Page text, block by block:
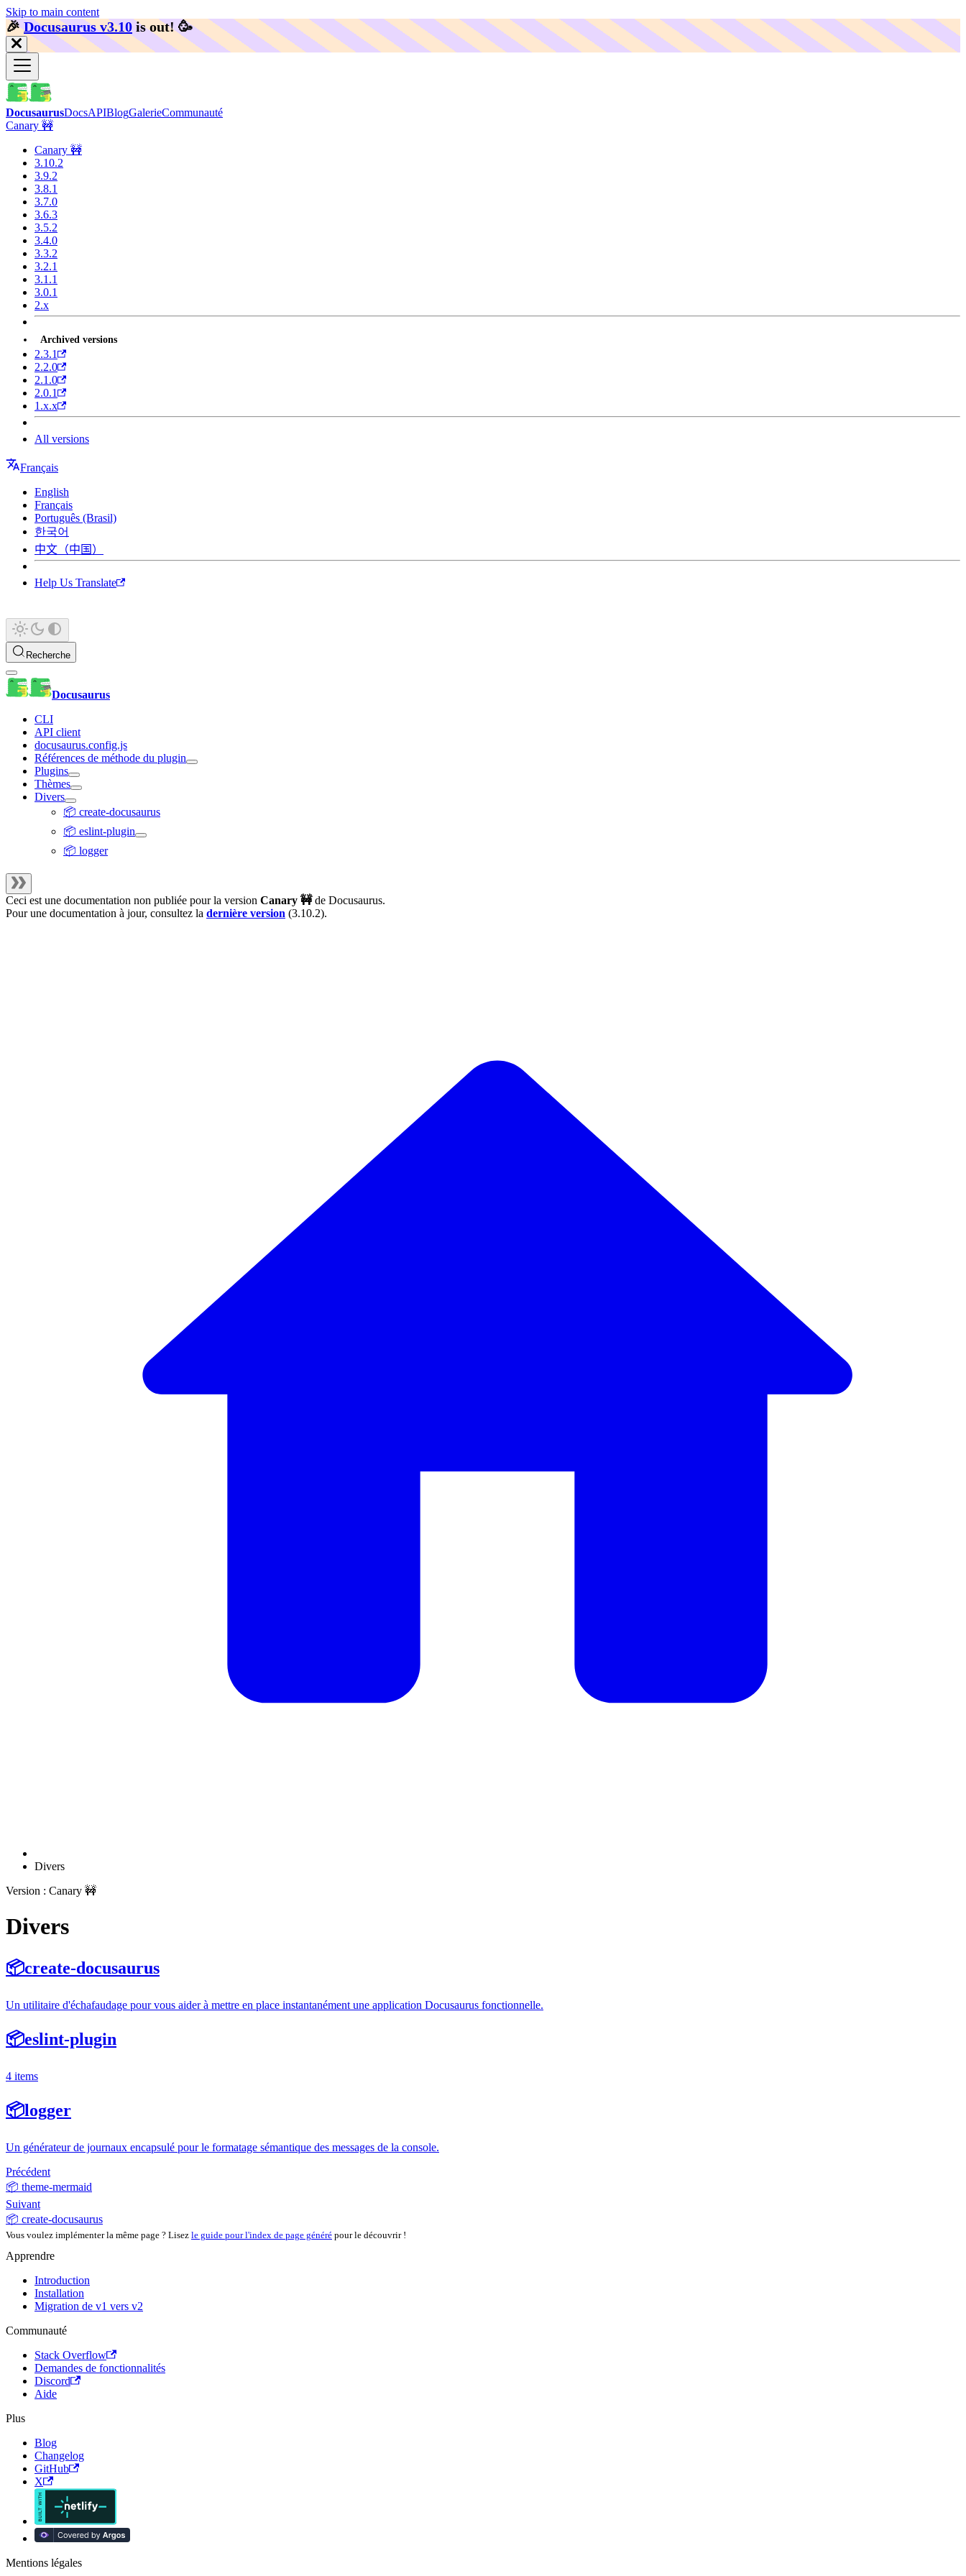
Skip to main content
🎉️Docusaurus v3.10 is out! 🥳️
DocusaurusDocsAPIBlogGalerieCommunauté
Canary 🚧
Canary 🚧
3.10.2
3.9.2
3.8.1
3.7.0
3.6.3
3.5.2
3.4.0
3.3.2
3.2.1
3.1.1
3.0.1
2.x
Archived versions
2.3.1
2.2.0
2.1.0
2.0.1
1.x.x
All versions
Français
English
Français
Português (Brasil)
한국어
中文（中国）
Help Us Translate
Recherche
Docusaurus
CLI
API client
docusaurus.config.js
Références de méthode du plugin
Plugins
Thèmes
Divers
📦 create-docusaurus
📦 eslint-plugin
📦 logger
Ceci est une documentation non publiée pour la version Canary 🚧de Docusaurus.
Pour une documentation à jour, consultez la dernière version (3.10.2).
Divers
Version : Canary 🚧
Divers
📦create-docusaurus
Un utilitaire d'échafaudage pour vous aider à mettre en place instantanément une application Docusaurus fonctionnelle.
📦eslint-plugin
4 items
📦logger
Un générateur de journaux encapsulé pour le formatage sémantique des messages de la console.
Précédent
📦 theme-mermaid
Suivant
📦 create-docusaurus
Vous voulez implémenter la même page ? Lisez le guide pour l'index de page généré pour le découvrir !
Apprendre
Introduction
Installation
Migration de v1 vers v2
Communauté
Stack Overflow
Demandes de fonctionnalités
Discord
Aide
Plus
Blog
Changelog
GitHub
X
Mentions légales